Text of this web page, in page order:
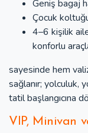
Geniş bagaj
Çocuk
4–6 kişilik
konforlu
sayesinde hem
sağlanır; yolculuk,
tatil başlangıcına
VIP, Minivan